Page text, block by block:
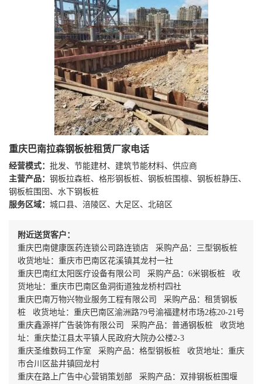
重庆巴南拉森钢板桩租赁厂家电话
经营模式： 批发、节能建材、建筑节能材料、供应商
主营产品： 钢板拉森桩、格形钢板桩、钢板桩围檩、钢板桩静压、
钢板桩围囹、水下钢板桩
服务区域： 城口县、涪陵区、大足区、北碚区
附近送货客户：
重庆巴南健康医药连锁公司路连锁店 采购产品：三型钢板桩
收货地址：重庆市巴南区花溪镇其龙村一社
重庆巴南红太阳医疗设备有限公司 采购产品：6米钢板桩 收
货地址：重庆市巴南区鱼洞街道独龙桥村四社
重庆巴南万物兴物业服务工程有限公司 采购产品：租赁钢板
桩 收货地址：重庆巴南区渝洲路79号渝福建材市场2栋20-21号
重庆鑫源祥广告装饰有限公司 采购产品：普通钢板桩 收货地
址：重庆垫江县太平镇人民政府大院办公楼2-3
重庆圣维数码工作室 采购产品：格型钢板桩 收货地址：重庆
市合川区盐井镇回龙村
重庆在路上广告中心营销策划部 采购产品：双排钢板桩围堰